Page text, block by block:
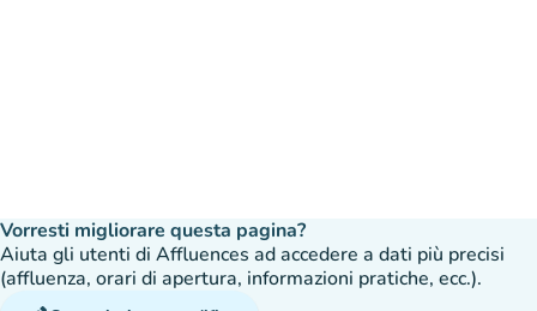
Vorresti migliorare questa pagina?
Aiuta gli utenti di Affluences ad accedere a dati più precisi
(affluenza, orari di apertura, informazioni pratiche, ecc.).